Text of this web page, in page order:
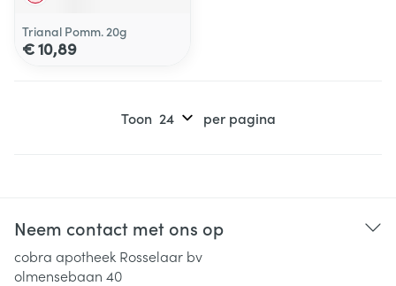
Trianal Pomm. 20g
€ 10,89
Toon per pagina
Neem contact met ons op
cobra apotheek Rosselaar bv
olmensebaan 40